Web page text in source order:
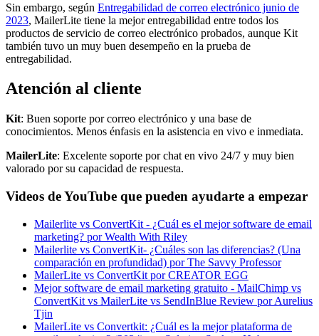
Sin embargo, según Entregabilidad de correo electrónico junio de
2023, MailerLite tiene la mejor entregabilidad entre todos los
productos de servicio de correo electrónico probados, aunque Kit
también tuvo un muy buen desempeño en la prueba de
entregabilidad.
Atención al cliente
Kit: Buen soporte por correo electrónico y una base de
conocimientos. Menos énfasis en la asistencia en vivo e inmediata.
MailerLite: Excelente soporte por chat en vivo 24/7 y muy bien
valorado por su capacidad de respuesta.
Videos de YouTube que pueden ayudarte a empezar
Mailerlite vs ConvertKit - ¿Cuál es el mejor software de email
marketing? por Wealth With Riley
Mailerlite vs ConvertKit- ¿Cuáles son las diferencias? (Una
comparación en profundidad) por The Savvy Professor
MailerLite vs ConvertKit por CREATOR EGG
Mejor software de email marketing gratuito - MailChimp vs
ConvertKit vs MailerLite vs SendInBlue Review por Aurelius
Tjin
MailerLite vs Convertkit: ¿Cuál es la mejor plataforma de